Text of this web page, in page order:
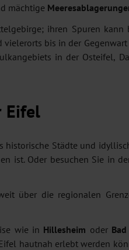
mächtige
ihren Spuren
bis in der
in der Osteifel,
Eifel
Städte und
ist. Oder besuchen Sie in
über die regionalen
wie in Hillesheim oder
hautnah erlebt werden